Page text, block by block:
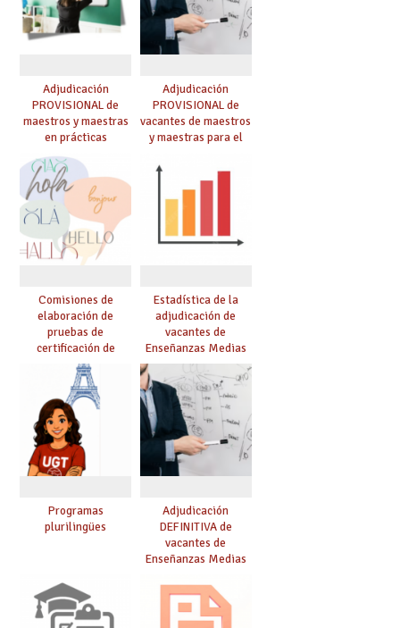
Adjudicación
PROVISIONAL de
maestros y maestras
en prácticas
Adjudicación
PROVISIONAL de
vacantes de maestros
y maestras para el
Comisiones de
elaboración de
pruebas de
certificación de
competencia
lingüística: publicada
resolución definitiva
Estadística de la
adjudicación de
vacantes de
Enseñanzas Medias
para el curso 26/27
Programas
plurilingües
Adjudicación
DEFINITIVA de
vacantes de
Enseñanzas Medias